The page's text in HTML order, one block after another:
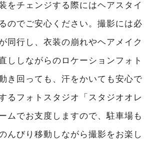
をチェンジする際にはヘアスタイ
のでご安心ください。撮影には必
同行し、衣装の崩れやヘアメイク
ししながらのロケーションフォト
き回っても、汗をかいても安心で
るフォトスタジオ「スタジオオレ
ムでお支度しますので、駐車場も
んびり移動しながら撮影をお楽し